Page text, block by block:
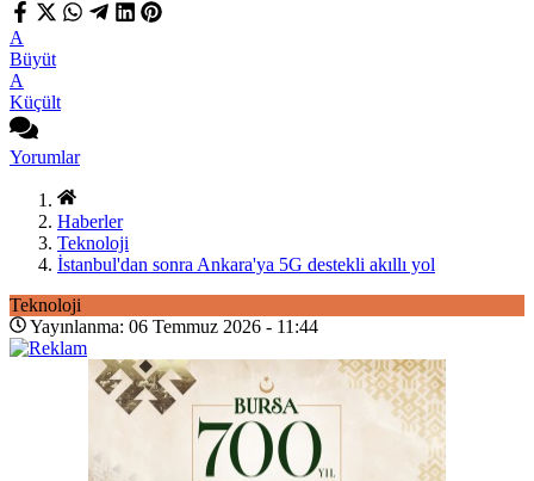
A
Büyüt
A
Küçült
Yorumlar
Haberler
Teknoloji
İstanbul'dan sonra Ankara'ya 5G destekli akıllı yol
Teknoloji
Yayınlanma: 06 Temmuz 2026 - 11:44